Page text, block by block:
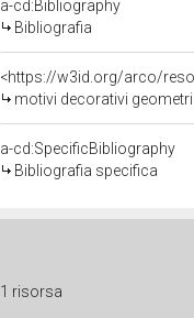
a-cd:Bibliography
Bibliografia
<https://w3id.org/arco/
motivi decorativi
a-cd:SpecificBibliography
Bibliografia specifica
1 risorsa